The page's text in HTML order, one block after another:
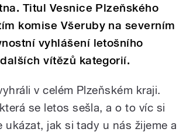
Titul Vesnice Plzeňského
komise Všeruby na severním
vyhlášení letošního
vítězů kategorií.
v celém Plzeňském kraji.
se letos sešla, a o to víc si
jak si tady u nás žijeme a